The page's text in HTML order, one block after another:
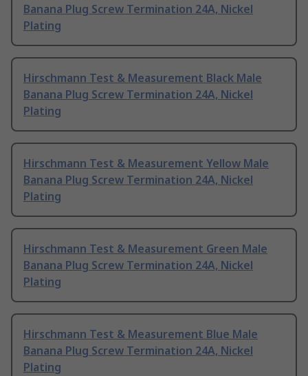
Banana Plug Screw Termination 24A, Nickel
Plating
Hirschmann Test & Measurement Black Male
Banana Plug Screw Termination 24A, Nickel
Plating
Hirschmann Test & Measurement Yellow Male
Banana Plug Screw Termination 24A, Nickel
Plating
Hirschmann Test & Measurement Green Male
Banana Plug Screw Termination 24A, Nickel
Plating
Hirschmann Test & Measurement Blue Male
Banana Plug Screw Termination 24A, Nickel
Plating